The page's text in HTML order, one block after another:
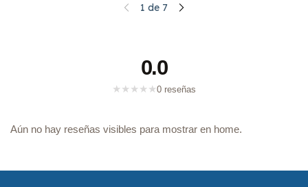
1 de 7
0.0
★ ★ ★ ★ ★0 reseñas
Aún no hay reseñas visibles para mostrar en home.